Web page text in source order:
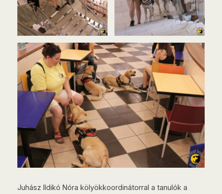
Juhász Ildikó Nóra kölyökkoordinátorral a tanulók a